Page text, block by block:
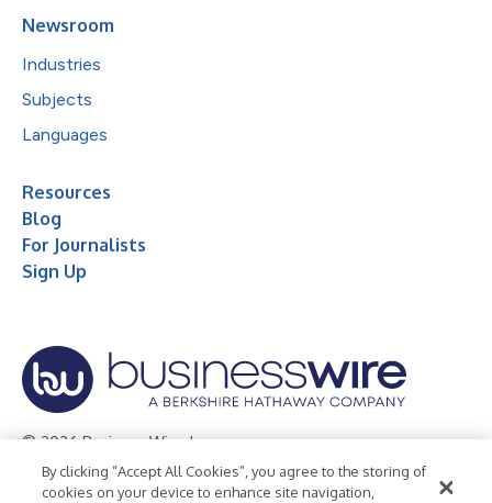
Newsroom
Industries
Subjects
Languages
Resources
Blog
For Journalists
Sign Up
© 2026 Business Wire, Inc.
Privacy Policy Cookie Policy Accessibility Statement
By clicking “Accept All Cookies”, you agree to the storing of
cookies on your device to enhance site navigation,